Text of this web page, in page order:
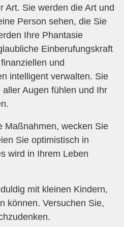
Art. Sie werden die Art und
Person sehen, die Sie
Ihre Phantasie
Einberufungskraft
und
intelligent verwalten. Sie
Augen fühlen und Ihr
Maßnahmen, wecken Sie
Sie optimistisch in
wird in Ihrem Leben
mit kleinen Kindern,
können. Versuchen Sie,